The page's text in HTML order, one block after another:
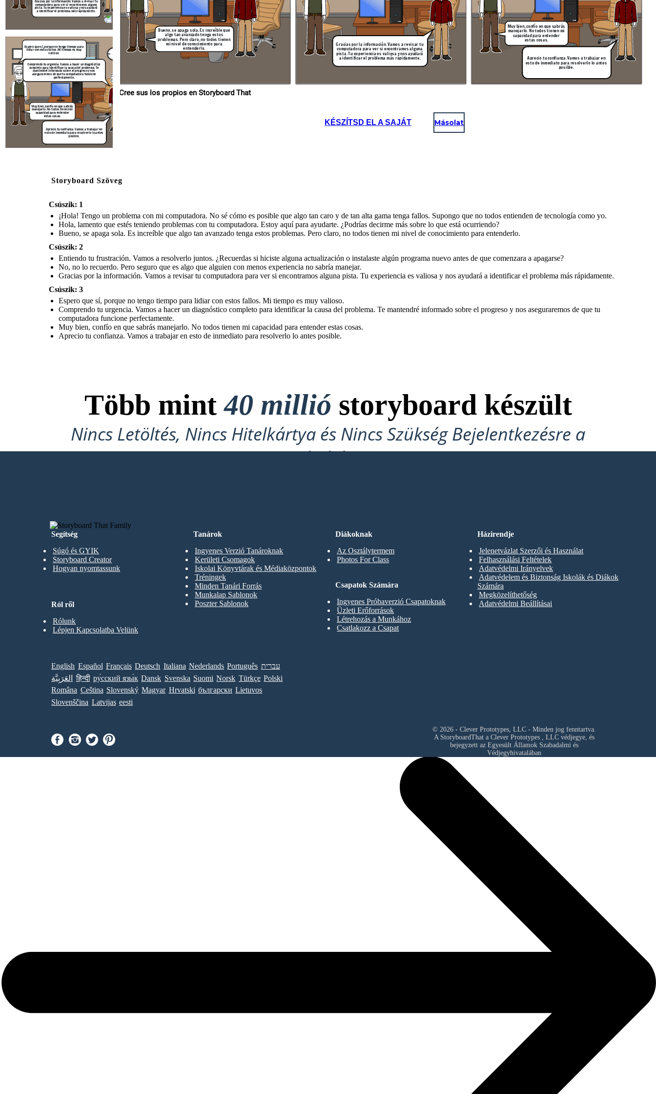
Aprecio tu confianza. Vamos a trabajar en
esto de inmediato para resolverlo lo antes
posible.
Gracias por la información. Vamos a revisar tu
computadora para ver si encontramos alguna
pista. Tu experiencia es valiosa y nos ayudará
a identificar el problema más rápidamente.
Aprecio tu confianza. Vamos a trabajar en
esto de inmediato para resolverlo lo antes
posible.
Espero que sí, porque no tengo tiempo para
lidiar con estos fallos. Mi tiempo es muy
valioso.
Comprendo tu urgencia. Vamos a hacer un diagnóstico
completo para identificar la causa del problema. Te
mantendré informado sobre el progreso y nos
aseguraremos de que tu computadora funcione
perfectamente.
Muy bien, confío en que sabrás
manejarlo. No todos tienen mi
capacidad para entender
estas cosas.
Cree sus los propios en Storyboard That
Bueno, se apaga sola. Es increíble que
algo tan avanzado tenga estos
problemas. Pero claro, no todos tienen
mi nivel de conocimiento para
entenderlo.
Aprecio tu confianza. Vamos a trabajar en
esto de inmediato para resolverlo lo antes
posible.
Muy bien, confío en que sabrás
manejarlo. No todos tienen mi
capacidad para entender
estas cosas.
Gracias por la información. Vamos a revisar tu
computadora para ver si encontramos alguna
pista. Tu experiencia es valiosa y nos ayudará
a identificar el problema más rápidamente.
KÉSZÍTSD EL A SAJÁT Másolat
Storyboard Szöveg
Csúszik: 1
¡Hola! Tengo un problema con mi computadora. No sé cómo es posible que algo tan caro y de tan alta gama tenga fallos. Supongo que no todos entienden de tecnología como yo.
Hola, lamento que estés teniendo problemas con tu computadora. Estoy aquí para ayudarte. ¿Podrías decirme más sobre lo que está ocurriendo?
Bueno, se apaga sola. Es increíble que algo tan avanzado tenga estos problemas. Pero claro, no todos tienen mi nivel de conocimiento para entenderlo.
Csúszik: 2
Entiendo tu frustración. Vamos a resolverlo juntos. ¿Recuerdas si hiciste alguna actualización o instalaste algún programa nuevo antes de que comenzara a apagarse?
No, no lo recuerdo. Pero seguro que es algo que alguien con menos experiencia no sabría manejar.
Gracias por la información. Vamos a revisar tu computadora para ver si encontramos alguna pista. Tu experiencia es valiosa y nos ayudará a identificar el problema más rápidamente.
Csúszik: 3
Espero que sí, porque no tengo tiempo para lidiar con estos fallos. Mi tiempo es muy valioso.
Comprendo tu urgencia. Vamos a hacer un diagnóstico completo para identificar la causa del problema. Te mantendré informado sobre el progreso y nos aseguraremos de que tu
computadora funcione perfectamente.
Muy bien, confío en que sabrás manejarlo. No todos tienen mi capacidad para entender estas cosas.
Aprecio tu confianza. Vamos a trabajar en esto de inmediato para resolverlo lo antes posible.
Több mint40 millió storyboard készült
Nincs Letöltés, Nincs Hitelkártya és Nincs Szükség Bejelentkezésre a
Kipróbáláshoz!
Segítség
Súgó és GYIK
Storyboard Creator
Hogyan nyomtassunk
Diákoknak
Az Osztálytermem
Photos For Class
Tanárok
Ingyenes Verzió Tanároknak
Kerületi Csomagok
Iskolai Könyvtárak és Médiaközpontok
Tréningek
Minden Tanári Forrás
Munkalap Sablonok
Poszter Sablonok
Csapatok Számára
Ingyenes Próbaverzió Csapatoknak
Üzleti Erőforrások
Létrehozás a Munkához
Csatlakozz a Csapat
Ról ről
Rólunk
Lépjen Kapcsolatba Velünk
Házirendje
Jelenetvázlat Szerzői és Használat
Felhasználási Feltételek
Adatvédelmi Irányelvek
Adatvédelem és Biztonság Iskolák és Diákok
Számára
Megközelíthetőség
Adatvédelmi Beállításai
English Español Français Deutsch Italiana Nederlands Português עברית
العَرَبِيَّة
हिन्दी ру́сский язы́к Dansk Svenska Suomi Norsk Türkçe Polski
Româna Ceština Slovenský Magyar Hrvatski български Lietuvos
Slovenščina Latvijas eesti
© 2026 - Clever Prototypes, LLC - Minden jog fenntartva.
A StoryboardThat a Clever Prototypes , LLC védjegye, és
bejegyzett az Egyesült Államok Szabadalmi és
Védjegyhivatalában